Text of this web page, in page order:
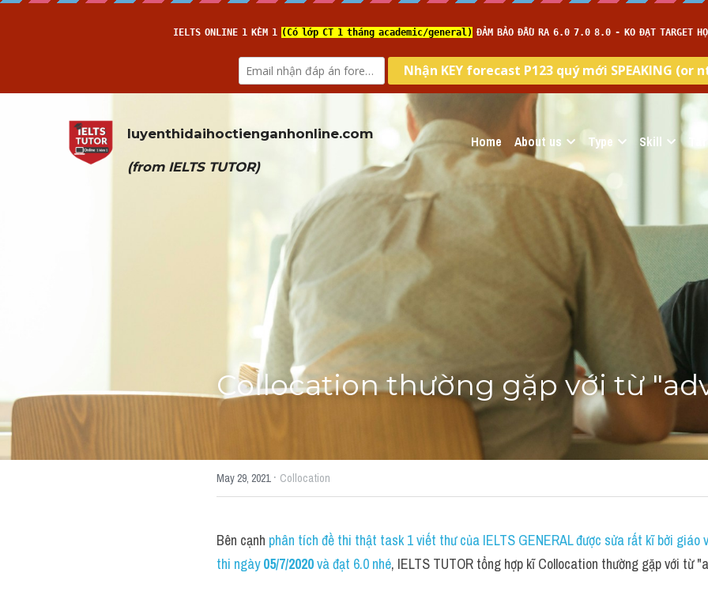
luyenthidaihoctienganhonline.com
(from IELTS TUTOR)
Home About us Type Skill
Collocation thường gặp với từ
May 29, 2021· Collocation
Bên cạnh phân tích đề thi thật task 1 viết thư của IELTS GENERAL được sửa rất kĩ bởi giáo
thi ngày 05/7/2020 và đạt 6.0 nhé, IELTS TUTOR tổng hợp kĩ Collocation thường gặp với từ